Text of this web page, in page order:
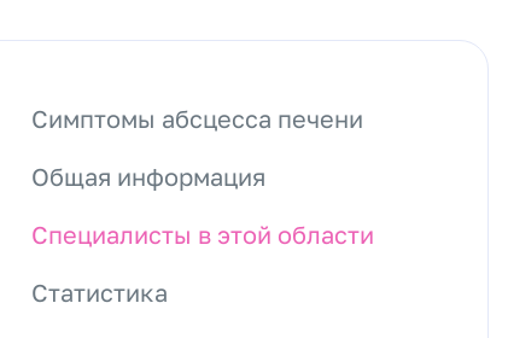
Симптомы абсцесса печени
Общая информация
Специалисты в этой области
Статистика